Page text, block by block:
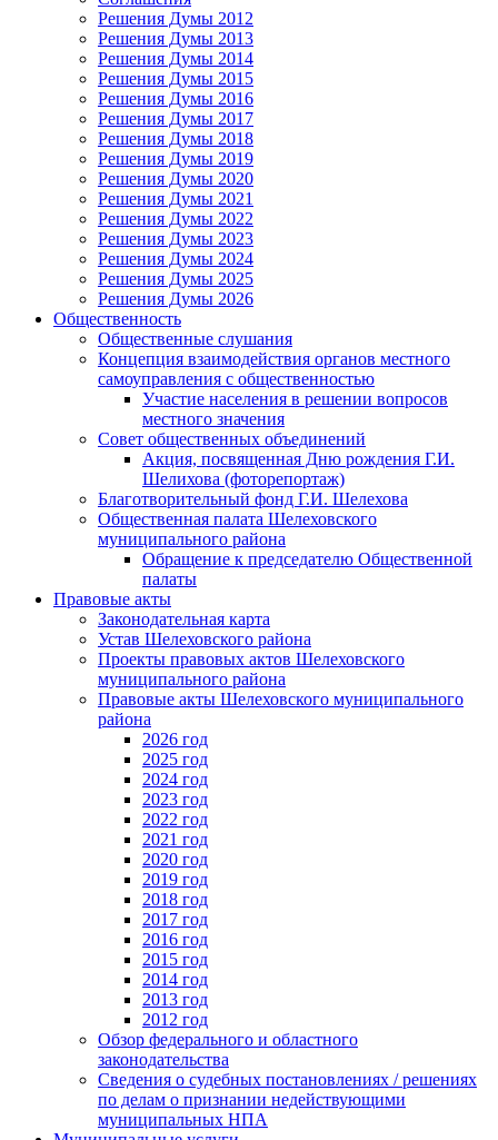
Решения Думы 2012
Решения Думы 2013
Решения Думы 2014
Решения Думы 2015
Решения Думы 2016
Решения Думы 2017
Решения Думы 2018
Решения Думы 2019
Решения Думы 2020
Решения Думы 2021
Решения Думы 2022
Решения Думы 2023
Решения Думы 2024
Решения Думы 2025
Решения Думы 2026
Общественность
Общественные слушания
Концепция взаимодействия органов местного
самоуправления с общественностью
Участие населения в решении вопросов
местного значения
Совет общественных объединений
Акция, посвященная Дню рождения Г.И.
Шелихова (фоторепортаж)
Благотворительный фонд Г.И. Шелехова
Общественная палата Шелеховского
муниципального района
Обращение к председателю Общественной
палаты
Правовые акты
Законодательная карта
Устав Шелеховского района
Проекты правовых актов Шелеховского
муниципального района
Правовые акты Шелеховского муниципального
района
2026 год
2025 год
2024 год
2023 год
2022 год
2021 год
2020 год
2019 год
2018 год
2017 год
2016 год
2015 год
2014 год
2013 год
2012 год
Обзор федерального и областного
законодательства
Сведения о судебных постановлениях / решениях
по делам о признании недействующими
муниципальных НПА